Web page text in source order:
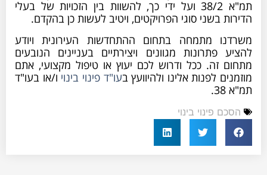
תמ"א 38/2 ועל ידי כך, להשוות בין הזכויות של בעלי
הדירות בשני סוגי הפרויקטים, ויטיב לעשות כן בהקדם.
משרדנו מתמחה בתחום ההתחדשות העירונית ויודע
להציע פתרונות מגוונים ויצירתיים בעניינים הנובעים
מתחום זה. ככל ודרוש לכם יעוץ או טיפול מקצועי, אתם
מוזמנים לפנות אלינו ולהיוועץ בעו"ד פינוי בינוי ו/או בעו"ד
תמ"א 38.
הסכם פינוי בינוי